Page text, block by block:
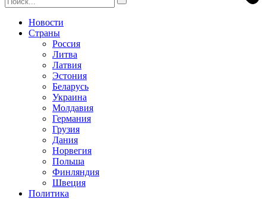
Новости
Страны
Россия
Литва
Латвия
Эстония
Беларусь
Украина
Молдавия
Германия
Грузия
Дания
Норвегия
Польша
Финляндия
Швеция
Политика